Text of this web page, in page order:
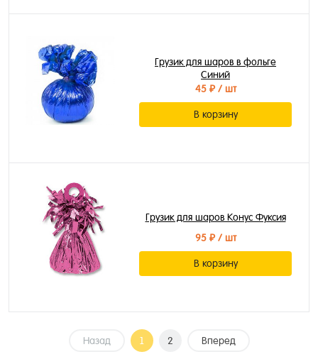
Грузик для шаров в фольге
Синий
45 ₽/ шт
В корзину
Грузик для шаров Конус Фуксия
95 ₽/ шт
В корзину
Назад 1 2 Вперед